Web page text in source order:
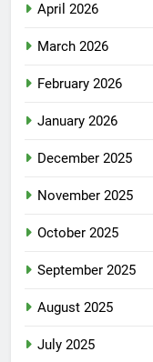
April 2026
March 2026
February 2026
January 2026
December 2025
November 2025
October 2025
September 2025
August 2025
July 2025